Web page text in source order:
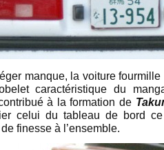
manque, la voiture
caractéristique du
à la formation de
celui du tableau de bord
finesse à l’ensemble.